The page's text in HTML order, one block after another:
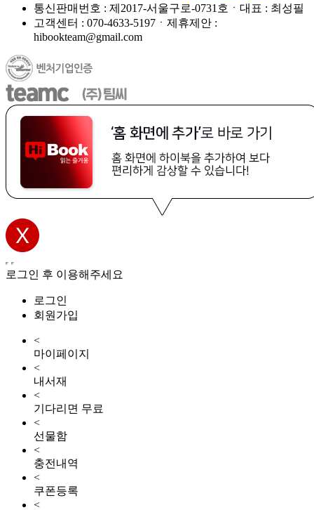
통신판매번호 : 제2017-서울구로-0731호ㆍ대표 : 최성필
고객센터 : 070-4633-5197ㆍ제휴제안 :
hibookteam@gmail.com
로그인 후 이용해주세요
로그인
회원가입
<
마이페이지
<
내서재
<
기다리면 무료
<
선물함
<
충전내역
<
쿠폰등록
<